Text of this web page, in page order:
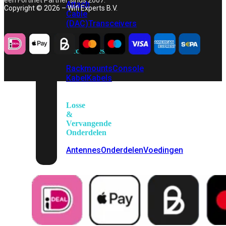
Attach
Cable
(DAC)Transceivers
Accessoires
RackmountsConsole
KabelKabels
Losse
&
Vervangende
Onderdelen
AntennesOnderdelenVoedingen
Copyright © 2026 – Wifi Experts B.V.